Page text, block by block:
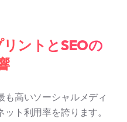
ントとSEOの
高いソーシャルメディ
ト利用率を誇ります。